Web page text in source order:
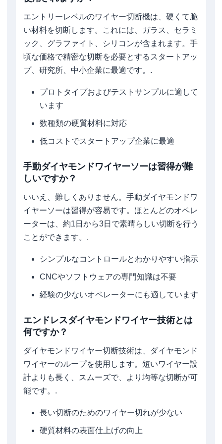
エントリーレベルのワイヤー切断機は、硬くて脆
い材料を切断します。これには、ガラス、セラミ
ック、グラファイト、シリコンが含まれます。手
頃な価格で精密な切断を必要とするスタートアッ
プ、研究所、中小企業に最適です。.
プロトタイプおよびテストサンプルに適して
います
数種類の硬質材料に対応
低コストでスタートアップ企業に最適
手動ダイヤモンドワイヤーソーは習得が難
しいですか？
いいえ、難しくありません。手動ダイヤモンドワ
イヤーソーは習得が容易です。ほとんどのオペレ
ーターは、約1日から3日で素晴らしい切断を行う
ことができます。.
シンプルなコントロールとわかりやすい指示
CNCやソフトウェアの専門知識は不要
経験の少ないオペレーターにも適しています
エンドレスダイヤモンドワイヤー技術とは
何ですか？
ダイヤモンドワイヤー切断技術は、ダイヤモンド
ワイヤーのループを使用します。短いワイヤー設
計よりも長く、スムーズで、より均等な切断が可
能です。.
長い切断のためのワイヤー切れが少ない
硬質材料の表面仕上げの向上